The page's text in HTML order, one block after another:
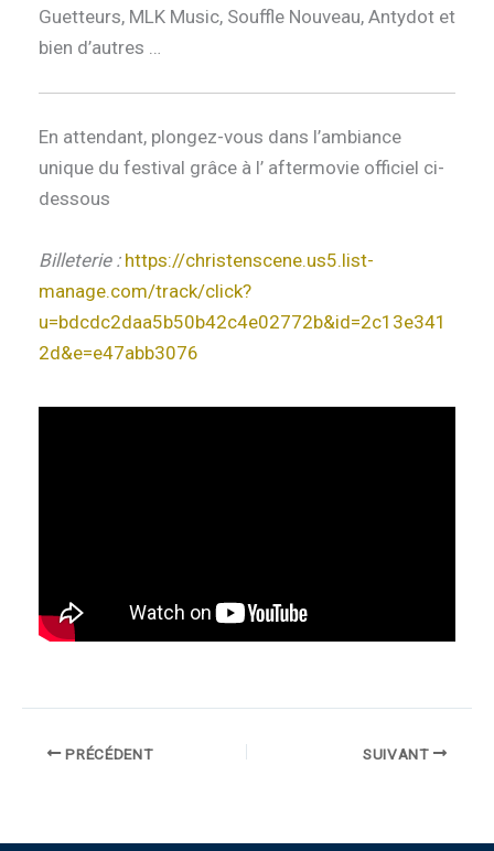
Guetteurs, MLK Music, Souffle Nouveau, Antydot et
bien d’autres …
En attendant, plongez-vous dans l’ambiance
unique du festival grâce à l’ aftermovie officiel ci-
dessous
Billeterie :https://christenscene.us5.list-
manage.com/track/click?
u=bdcdc2daa5b50b42c4e02772b&id=2c13e341
2d&e=e47abb3076
PRÉCÉDENT SUIVANT